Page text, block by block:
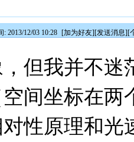
: 2013/12/03 10:28 [加为好友][发送消息][
但我并不迷
间坐标在两
性原理和光